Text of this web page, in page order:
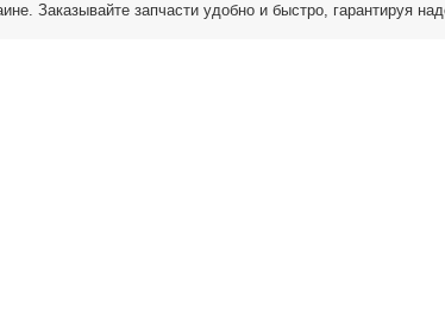
Заказывайте запчасти удобно и быстро, гарантируя